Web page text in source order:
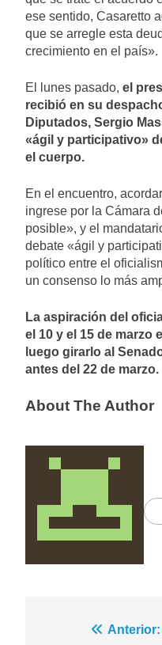
ese sentido, Casaretto
que se arregle esta
crecimiento en el país».
El lunes pasado, el
recibió en su
Diputados, Sergio
«ágil y participativo»
el cuerpo.
En el encuentro,
ingrese por la Cámara
posible», y el
debate «ágil y
político entre el
un consenso lo más
La aspiración del
el 10 y el 15 de marzo
luego girarlo al
antes del 22 de marzo.
About The Author
Navegación
Anterior: